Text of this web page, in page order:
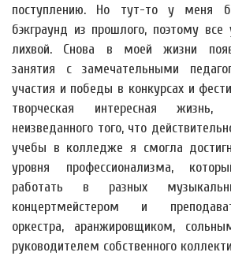
поступлению. Но тут-то у меня
бэкграунд из прошлого, поэтому все
лихвой. Снова в моей жизни
занятия с замечательными
участия и победы в конкурсах и
творческая интересная жизнь,
неизведанного того, что
учебы в колледже я смогла
уровня профессионализма,
работать в разных
концертмейстером и
оркестра, аранжировщиком,
руководителем собственного